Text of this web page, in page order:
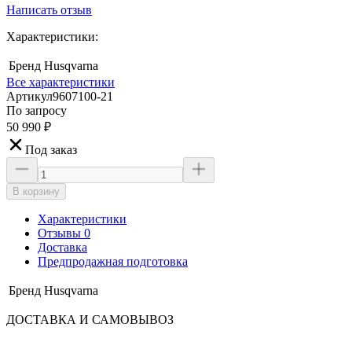
Написать отзыв
Характеристики:
Бренд Husqvarna
Все характеристики
Артикул9607100-21
По запросу
50 990 ₽
Под заказ
В корзину
Характеристики
Отзывы 0
Доставка
Предпродажная подготовка
Бренд Husqvarna
ДОСТАВКА И САМОВЫВОЗ